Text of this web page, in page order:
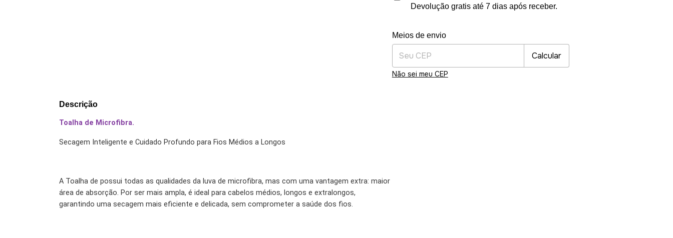
Devolução gratis até 7 dias após receber.
Entregas para o CEP:
Meios de envio
Calcular
Não sei meu CEP
Descrição
Toalha de Microfibra.
Secagem Inteligente e Cuidado Profundo para Fios Médios a Longos
A Toalha de possui todas as qualidades da luva de microfibra, mas com uma vantagem extra: maior
área de absorção. Por ser mais ampla, é ideal para cabelos médios, longos e extralongos,
garantindo uma secagem mais eficiente e delicada, sem comprometer a saúde dos fios.